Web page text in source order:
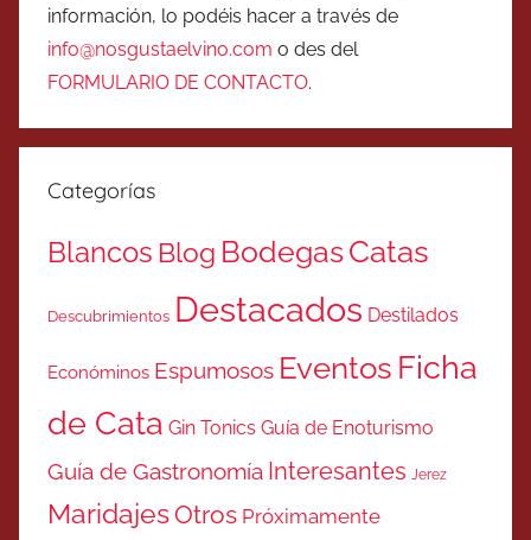
información, lo podéis hacer a través de
info@nosgustaelvino.com o des del
FORMULARIO DE CONTACTO.
Categorías
Blancos Blog BodegasCatas
Descubrimientos Destacados Destilados
Económinos Espumosos Eventos Ficha
de Cata Gin Tonics Guía de Enoturismo
Guía de Gastronomía Interesantes Jerez
MaridajesOtros Próximamente